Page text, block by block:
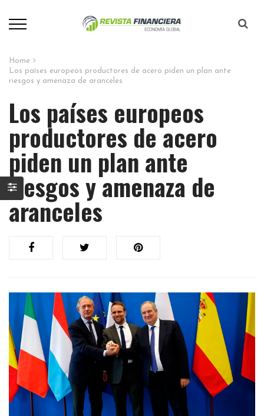
Home
Los países europeos productores de acero piden un plan ante
riesgos y amenaza de aranceles
Los países europeos
productores de acero
piden un plan ante
riesgos y amenaza de
aranceles